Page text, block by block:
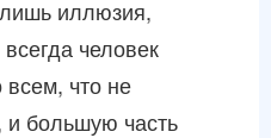
иллюзия,
человек
всем, что не
и большую часть